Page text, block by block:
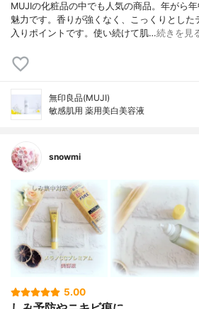
MUJIの化粧品の中でも人気の商品。年がら
魅力です。香りが強くなく、こっくりとした
入りポイントです。使い続けて肌…続きを見
無印良品(MUJI)
敏感肌用 薬用美白美容液
snowmi
5.00